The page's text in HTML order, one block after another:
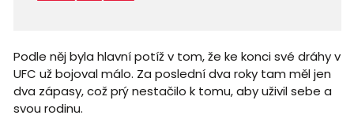
Podle něj byla hlavní potíž v tom, že ke konci své dráhy v
UFC už bojoval málo. Za poslední dva roky tam měl jen
dva zápasy, což prý nestačilo k tomu, aby uživil sebe a
svou rodinu.